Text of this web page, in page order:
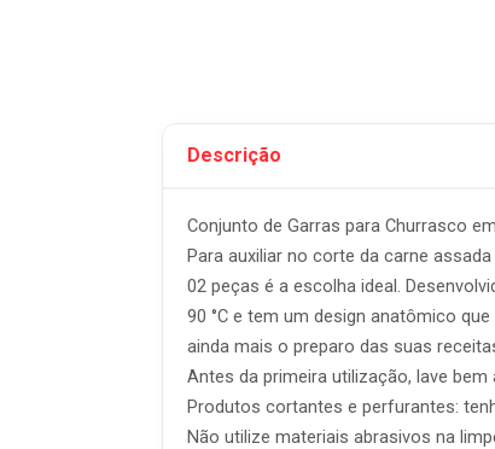
Descrição
Conjunto de Garras para Churrasco
Para auxiliar no corte da carne
02 peças é a escolha ideal.
90 °C e tem um design anatômico
ainda mais o preparo das suas
Antes da primeira utilização, lave bem
Produtos cortantes e perfurantes:
Não utilize materiais abrasivos na